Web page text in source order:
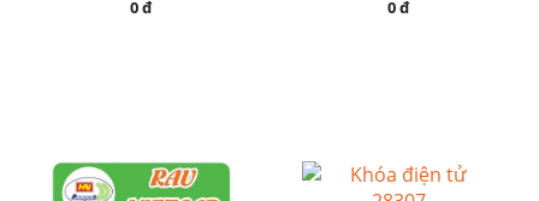
0 đ
0 đ